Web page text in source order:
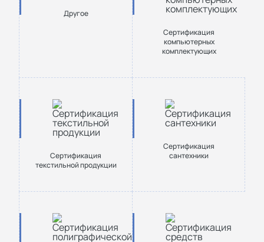
Другое
Сертификация
компьютерных
комплектующих
Cертификация
текстильной продукции
Сертификация
сантехники